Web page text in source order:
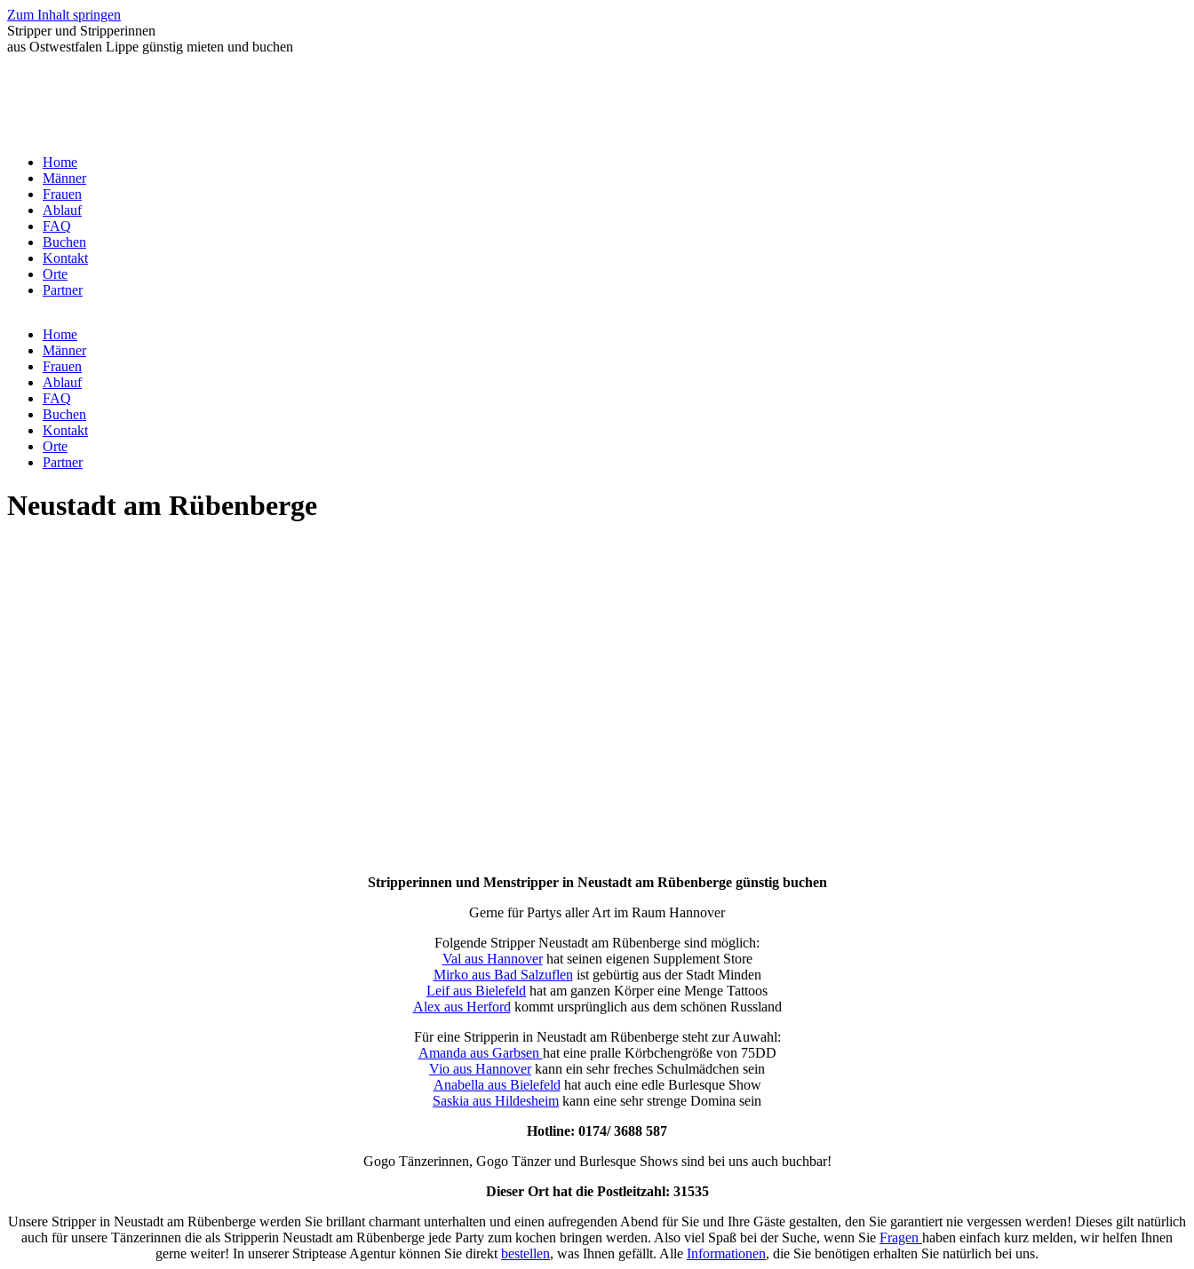
Zum Inhalt springen
Stripper und Stripperinnen
aus Ostwestfalen Lippe günstig mieten und buchen
Home
Männer
Frauen
Ablauf
FAQ
Buchen
Kontakt
Orte
Partner
Home
Männer
Frauen
Ablauf
FAQ
Buchen
Kontakt
Orte
Partner
Neustadt am Rübenberge
Stripperinnen und Menstripper in Neustadt am Rübenberge günstig buchen
Gerne für Partys aller Art im Raum Hannover
Folgende Stripper Neustadt am Rübenberge sind möglich:
Val aus Hannoverhat seinen eigenen Supplement Store
Mirko aus Bad Salzuflen ist gebürtig aus der Stadt Minden
Leif aus Bielefeld hat am ganzen Körper eine Menge Tattoos
Alex aus Herford kommt ursprünglich aus dem schönen Russland
Für eine Stripperin in Neustadt am Rübenberge steht zur Auwahl:
Amanda aus Garbsen hat eine pralle Körbchengröße von 75DD
Vio aus Hannoverkann ein sehr freches Schulmädchen sein
Anabella aus Bielefeld hat auch eine edle Burlesque Show
Saskia aus Hildesheim kann eine sehr strenge Domina sein
Hotline: 0174/ 3688 587
Gogo Tänzerinnen, Gogo Tänzer und Burlesque Shows sind bei uns auch buchbar!
Dieser Ort hat die Postleitzahl: 31535
Unsere Stripper in Neustadt am Rübenberge werden Sie brillant charmant unterhalten und einen aufregenden Abend für Sie und Ihre Gäste gestalten, den Sie garantiert nie vergessen werden! Dieses gilt natürlich
auch für unsere Tänzerinnen die als Stripperin Neustadt am Rübenberge jede Party zum kochen bringen werden. Also viel Spaß bei der Suche, wenn Sie Fragen haben einfach kurz melden, wir helfen Ihnen
gerne weiter! In unserer Striptease Agentur können Sie direkt bestellen, was Ihnen gefällt. Alle Informationen, die Sie benötigen erhalten Sie natürlich bei uns.